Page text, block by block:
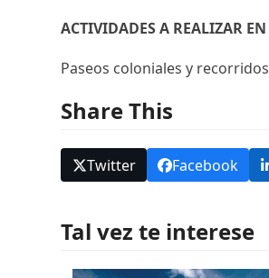
ACTIVIDADES A REALIZAR
Paseos coloniales y
Share This
Twitter Facebook
Tal vez te interese